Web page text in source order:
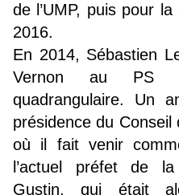
de l’UMP, puis pour
2016.
En 2014, Sébastien
Vernon au PS à
quadrangulaire. Un
présidence du Conseil
où il fait venir
l’actuel préfet de
Gustin, qui était